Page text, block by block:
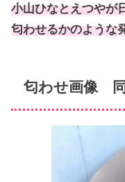
小山ひなとえつやが
匂わせるかのような
匂わせ画像